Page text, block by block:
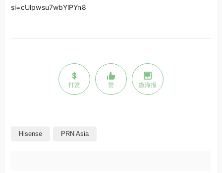
si=cUlpwsu7wbYlPYn8
打赏 赞 微海报
Hisense PRN Asia